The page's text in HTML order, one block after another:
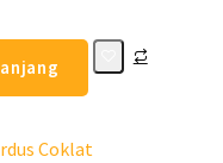
Coklat